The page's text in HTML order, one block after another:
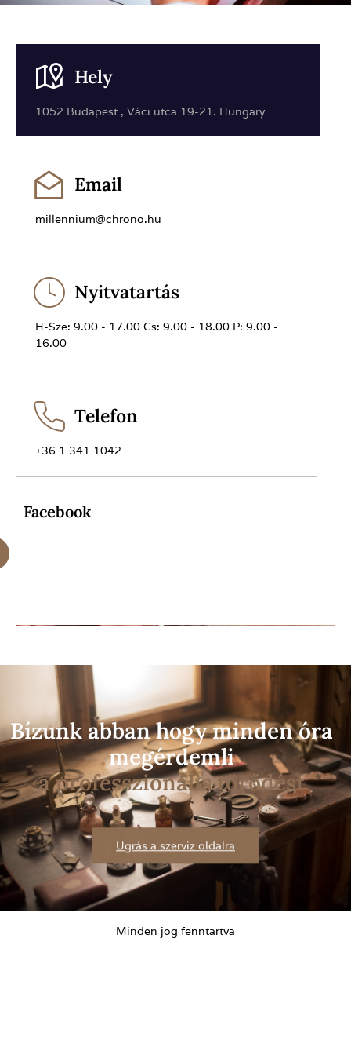
Hely
1052 Budapest , Váci utca 19-21. Hungary
Email
millennium@chrono.hu
Nyitvatartás
H-Sze: 9.00 - 17.00 Cs: 9.00 - 18.00 P: 9.00 -
16.00
Telefon
+36 1 341 1042
Facebook
Bízunk abban hogy minden óra
megérdemli
a professzionális törődést
Ugrás a szerviz oldalra
Minden jog fenntartva